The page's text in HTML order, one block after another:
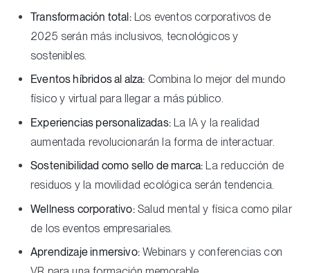
Transformación total:Los eventos corporativos de
2025 serán más inclusivos, tecnológicos y
sostenibles.
Eventos híbridos al alza: Combina lo mejor del mundo
físico y virtual para llegar a más público.
Experiencias personalizadas: La IA y la realidad
aumentada revolucionarán la forma de interactuar.
Sostenibilidad como sello de marca: La reducción de
residuos y la movilidad ecológica serán tendencia.
Wellness corporativo:Salud mental y física como pilar
de los eventos empresariales.
Aprendizaje inmersivo:Webinars y conferencias con